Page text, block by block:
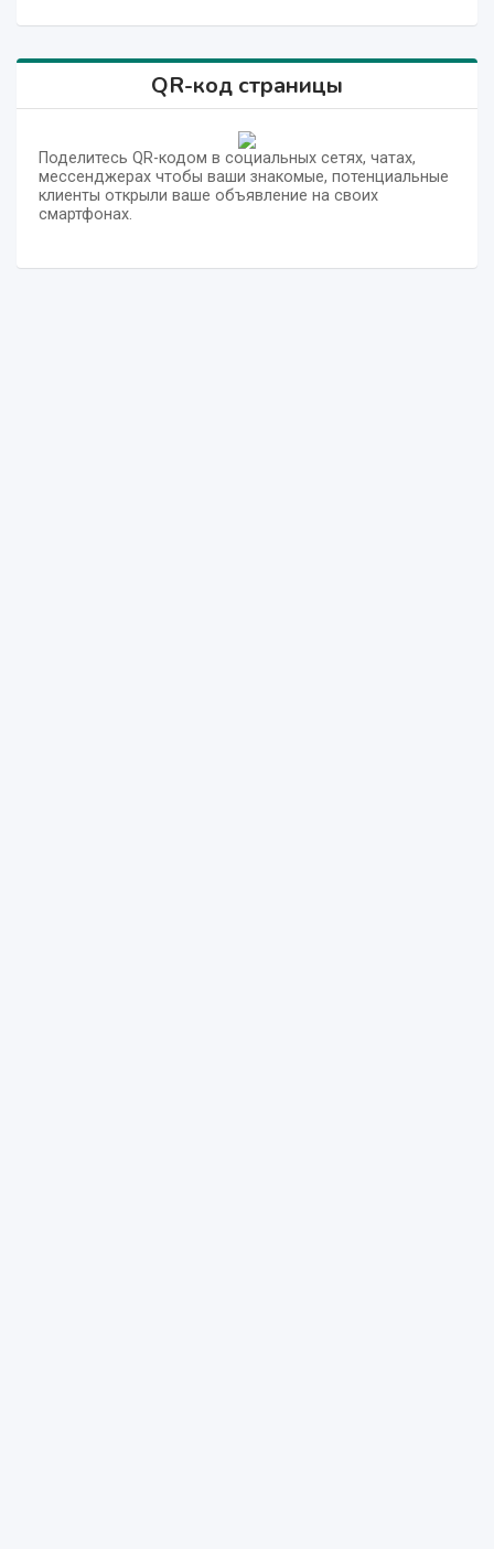
QR-код страницы
Поделитесь QR-кодом в социальных сетях, чатах,
мессенджерах чтобы ваши знакомые, потенциальные
клиенты открыли ваше объявление на своих
смартфонах.